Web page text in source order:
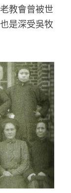
教會曾被世
是深受吳牧